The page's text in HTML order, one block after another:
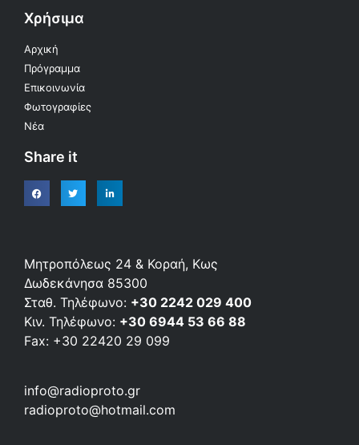
Χρήσιμα
Αρχική
Πρόγραμμα
Επικοινωνία
Φωτογραφίες
Νέα
Share it
Μητροπόλεως 24 & Κοραή, Κως
Δωδεκάνησα 85300
Σταθ. Τηλέφωνο: +30 2242 029 400
Κιν. Τηλέφωνο: +30 6944 53 66 88
Fax: +30 22420 29 099
info@radioproto.gr
radioproto@hotmail.com